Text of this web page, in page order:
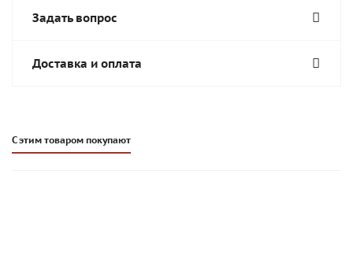
Задать вопрос
Доставка и оплата
С этим товаром покупают